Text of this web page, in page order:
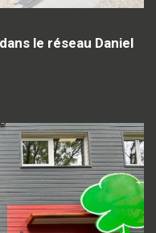
le réseau Daniel